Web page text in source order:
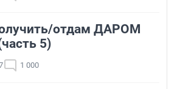
отдам ДАРОМ
5)
1 000